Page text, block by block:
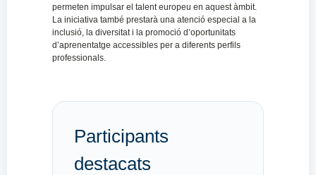
permeten impulsar el talent europeu en aquest àmbit.
La iniciativa també prestarà una atenció especial a la
inclusió, la diversitat i la promoció d’oportunitats
d’aprenentatge accessibles per a diferents perfils
professionals.
Participants
destacats